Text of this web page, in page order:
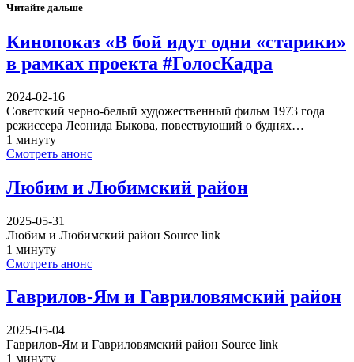
Читайте дальше
Кинопоказ «В бой идут одни «старики»
в рамках проекта #ГолосКадра
2024-02-16
Советский черно-белый художественный фильм 1973 года
режиссера Леонида Быкова, повествующий о буднях…
1 минуту
Смотреть анонс
Любим и Любимский район
2025-05-31
Любим и Любимский район Source link
1 минуту
Смотреть анонс
Гаврилов-Ям и Гавриловямский район
2025-05-04
Гаврилов-Ям и Гавриловямский район Source link
1 минуту